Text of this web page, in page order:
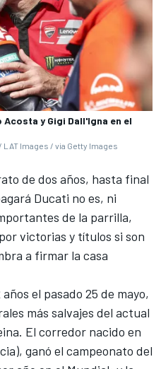
y Gigi Dall'Igna en el
Images / via Getty Images
de dos años, hasta final
Ducati no es, ni
de la parrilla,
victorias y títulos si son
a firmar la casa
el pasado 25 de mayo,
más salvajes del actual
El corredor nacido en
ganó el campeonato del